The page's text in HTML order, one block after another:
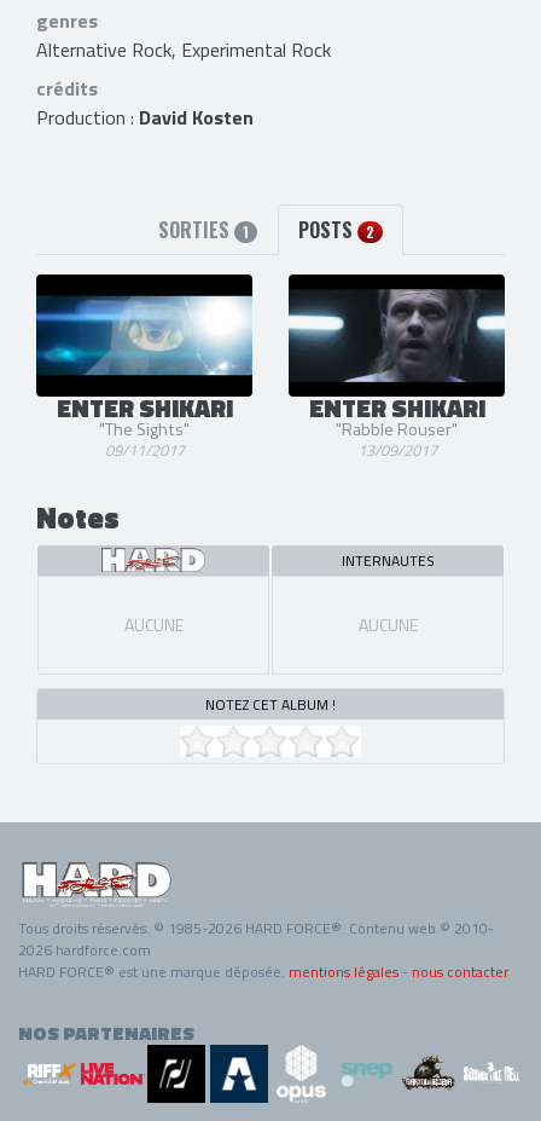
genres
Alternative Rock, Experimental Rock
crédits
Production : David Kosten
SORTIES 1 POSTS 2
ENTER SHIKARI
"The Sights"
09/11/2017
ENTER SHIKARI
"Rabble Rouser"
13/09/2017
Notes
AUCUNE
INTERNAUTES
AUCUNE
NOTEZ CET ALBUM !
Tous droits réservés. © 1985-2026 HARD FORCE®. Contenu web © 2010-
2026 hardforce.com
HARD FORCE® est une marque déposée. mentions légales - nous contacter
NOS PARTENAIRES